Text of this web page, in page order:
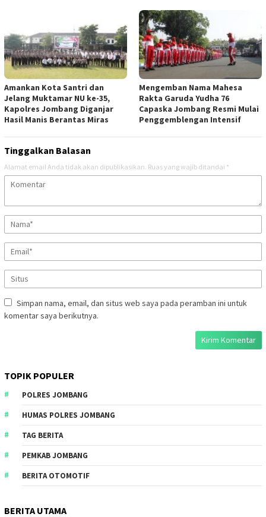
Amankan Kota Santri dan
Jelang Muktamar NU ke-35,
Kapolres Jombang Diganjar
Hasil Manis Berantas Miras
Mengemban Nama Mahesa
Rakta Garuda Yudha 76
Capaska Jombang Resmi Mulai
Penggemblengan Intensif
Tinggalkan Balasan
Alamat email Anda tidak akan dipublikasikan. Ruas yang wajib ditandai *
Simpan nama, email, dan situs web saya pada peramban ini untuk
komentar saya berikutnya.
TOPIK POPULER
POLRES JOMBANG
HUMAS POLRES JOMBANG
TAG BERITA
PEMKAB JOMBANG
BERITA OTOMOTIF
BERITA UTAMA